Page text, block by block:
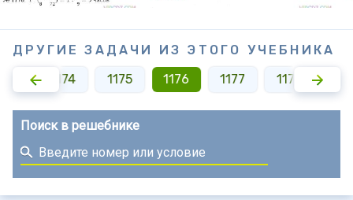
ДРУГИЕ ЗАДАЧИ ИЗ ЭТОГО УЧЕБНИКА
1174 1175 1176 1177 1178
Поиск в решебнике